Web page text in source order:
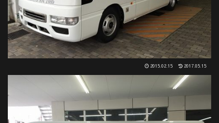
2015.02.15 2017.05.15